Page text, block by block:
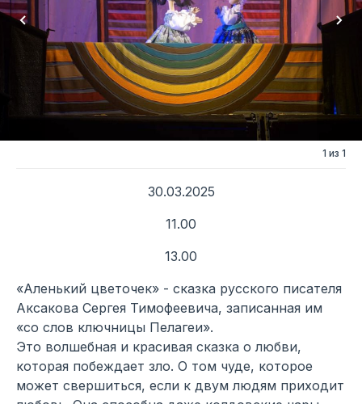
1 из 1
30.03.2025
11.00
13.00
«Аленький цветочек» - сказка русского писателя
Аксакова Сергея Тимофеевича, записанная им
«со слов ключницы Пелагеи».
Это волшебная и красивая сказка о любви,
которая побеждает зло. О том чуде, которое
может свершиться, если к двум людям приходит